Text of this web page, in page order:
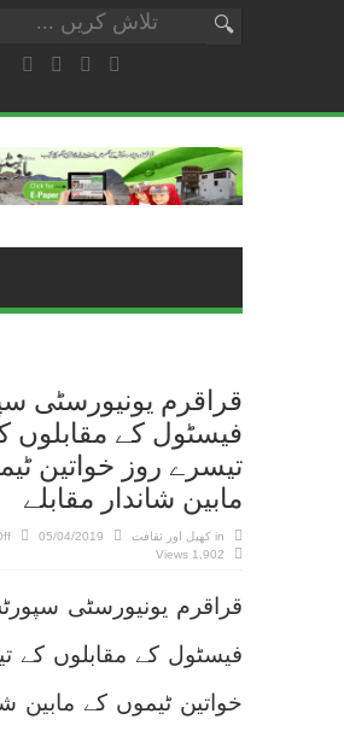
قراقرم یونیورسٹی
فیسٹول کے مقابلوں
تیسرے روز خواتین
مابین شاندار مقابلے
in کھیل اور ثقافت 05/04/2019
1,902 Views
قراقرم یونیورسٹی
فیسٹول کے مقابلوں کے
خواتین ٹیموں کے مابین